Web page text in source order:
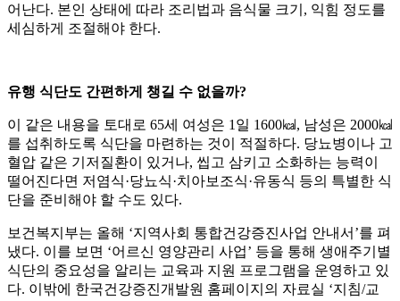
어난다. 본인 상태에 따라 조리법과 음식물 크기, 익힘 정도를
세심하게 조절해야 한다.
유행 식단도 간편하게 챙길 수 없을까?
이 같은 내용을 토대로 65세 여성은 1일 1600㎉, 남성은 2000㎉
를 섭취하도록 식단을 마련하는 것이 적절하다. 당뇨병이나 고
혈압 같은 기저질환이 있거나, 씹고 삼키고 소화하는 능력이
떨어진다면 저염식·당뇨식·치아보조식·유동식 등의 특별한 식
단을 준비해야 할 수도 있다.
보건복지부는 올해 ‘지역사회 통합건강증진사업 안내서’를 펴
냈다. 이를 보면 ‘어르신 영양관리 사업’ 등을 통해 생애주기별
식단의 중요성을 알리는 교육과 지원 프로그램을 운영하고 있
다. 이밖에 한국건강증진개발원 홈페이지의 자료실 ‘지침/교